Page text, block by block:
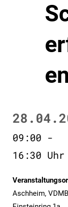
09:00 -
16:30 Uhr
Aschheim, VDMB